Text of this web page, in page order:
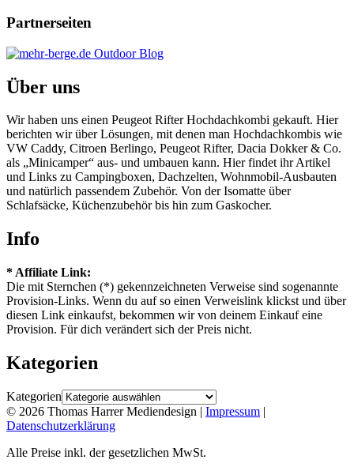
Partnerseiten
Über uns
Wir haben uns einen Peugeot Rifter Hochdachkombi gekauft. Hier
berichten wir über Lösungen, mit denen man Hochdachkombis wie
VW Caddy, Citroen Berlingo, Peugeot Rifter, Dacia Dokker & Co.
als „Minicamper“ aus- und umbauen kann. Hier findet ihr Artikel
und Links zu Campingboxen, Dachzelten, Wohnmobil-Ausbauten
und natürlich passendem Zubehör. Von der Isomatte über
Schlafsäcke, Küchenzubehör bis hin zum Gaskocher.
Info
* Affiliate Link:
Die mit Sternchen (*) gekennzeichneten Verweise sind sogenannte
Provision-Links. Wenn du auf so einen Verweislink klickst und über
diesen Link einkaufst, bekommen wir von deinem Einkauf eine
Provision. Für dich verändert sich der Preis nicht.
Kategorien
Kategorien
© 2026 Thomas Harrer Mediendesign | Impressum |
Datenschutzerklärung
Alle Preise inkl. der gesetzlichen MwSt.